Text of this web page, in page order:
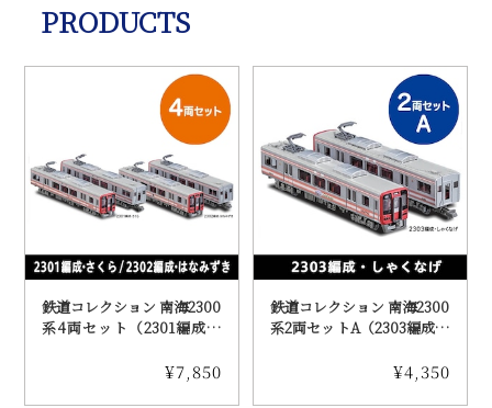
PRODUCTS
鉄道コレクション 南海2300
系4両セット（2301編成・
ずき）（送料込み）¥7,850
鉄道コレクション 南海2300
系2両セットA（2303編成・
¥4,350